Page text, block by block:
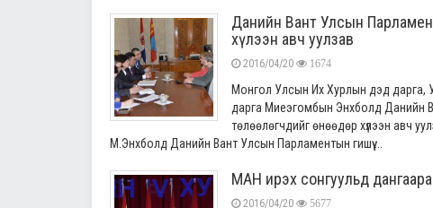
Данийн Вант Улсын
хүлээн авч уулзав
2016/04/20 1674
Монгол Улсын Их Хурлын дэд дарга,
дарга Миеэгомбын Энхболд Данийн
төлөөлөгчдийг өнөөдөр хүлээн авч
М.Энхболд Данийн Вант Улсын Парламентын гишүү ...
МАН ирэх сонгуульд
2016/04/20 5677